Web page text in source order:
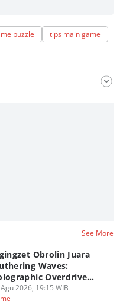
puzzle
tips main game
See More
Obrolin Juara
Waves:
Overdrive
2026, 19:15 WIB